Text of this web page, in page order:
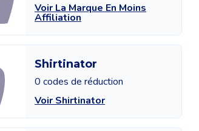
Voir La Marque En Moins
Affiliation
Shirtinator
0 codes de réduction
Voir Shirtinator